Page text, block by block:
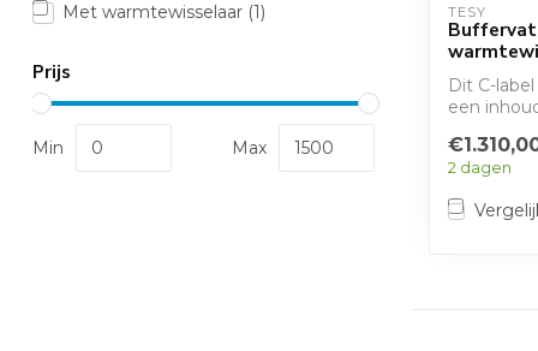
Met warmtewisselaar (1)
Prijs
Min Max
TESY
Buffervat
Dit C-
een
sanitai...
2 dagen